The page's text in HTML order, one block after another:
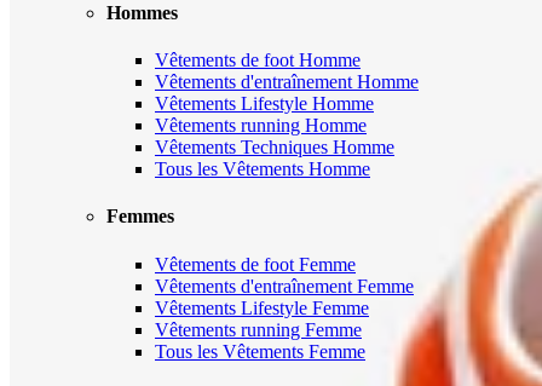
Hommes
Vêtements de foot Homme
Vêtements d'entraînement Homme
Vêtements Lifestyle Homme
Vêtements running Homme
Vêtements Techniques Homme
Tous les Vêtements Homme
Femmes
Vêtements de foot Femme
Vêtements d'entraînement Femme
Vêtements Lifestyle Femme
Vêtements running Femme
Tous les Vêtements Femme